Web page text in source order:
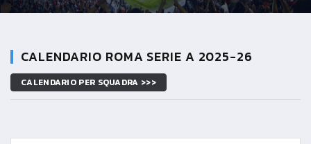
CALENDARIO ROMA SERIE A 2025-26
CALENDARIO PER SQUADRA >>>